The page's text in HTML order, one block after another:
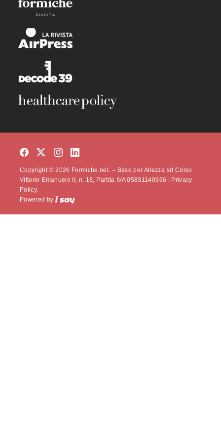
Copyright © 2026 Formiche.net. – Base per Altezza srl Corso
Vittorio Emanuele II, n. 18, Partita IVA 05831140966 | Privacy
Policy.
Powered by